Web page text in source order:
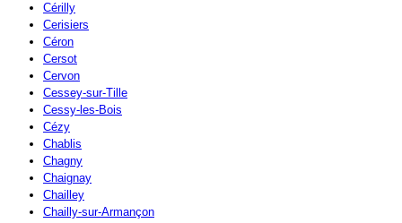
Cérilly
Cerisiers
Céron
Cersot
Cervon
Cessey-sur-Tille
Cessy-les-Bois
Cézy
Chablis
Chagny
Chaignay
Chailley
Chailly-sur-Armançon